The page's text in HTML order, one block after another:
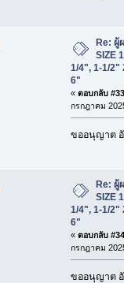
Re: ผู้
SIZE
1/4", 1-1/2"
6"
« ตอบกลับ
กรกฎาคม
ขออนุญาต
Re: ผู้
SIZE
1/4", 1-1/2"
6"
« ตอบกลับ
กรกฎาคม
ขออนุญาต